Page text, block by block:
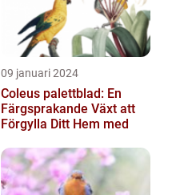
09 januari 2024
Coleus palettblad: En
Färgsprakande Växt att
Förgylla Ditt Hem med